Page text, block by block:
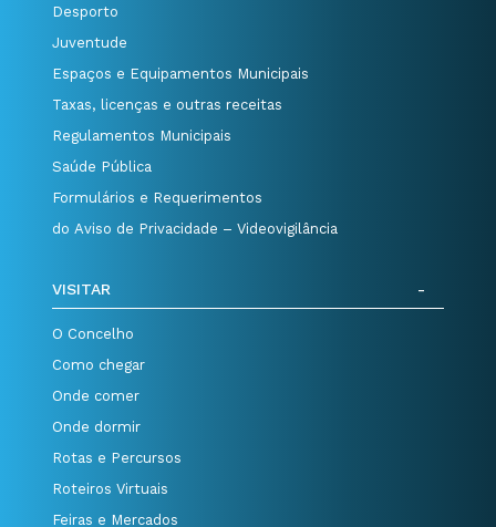
Desporto
Juventude
Espaços e Equipamentos Municipais
Taxas, licenças e outras receitas
Regulamentos Municipais
Saúde Pública
Formulários e Requerimentos
do Aviso de Privacidade – Videovigilância
VISITAR
O Concelho
Como chegar
Onde comer
Onde dormir
Rotas e Percursos
Roteiros Virtuais
Feiras e Mercados